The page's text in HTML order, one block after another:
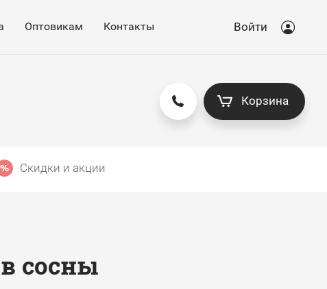
Оптовикам Контакты Войти
Корзина
Скидки и акции
сосны